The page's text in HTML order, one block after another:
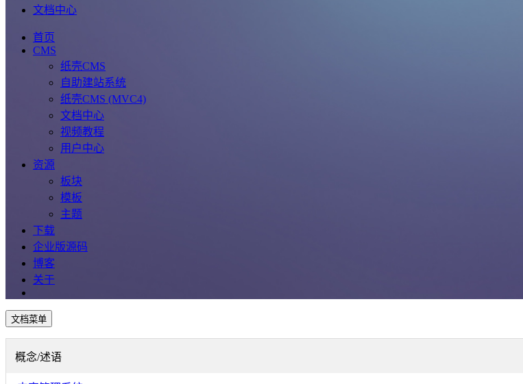
文档中心
首页
CMS
纸壳CMS
自助建站系统
纸壳CMS (MVC4)
文档中心
视频教程
用户中心
资源
板块
模板
主题
下载
企业版源码
博客
关于
文档菜单
概念/述语